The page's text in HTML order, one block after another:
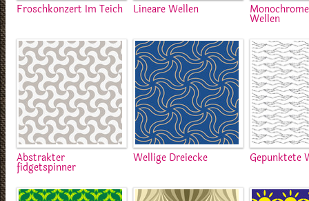
Froschkonzert Im Teich Lineare Wellen
Wellen
Abstrakter
fidgetspinner
Wellige Dreiecke Gepunktete